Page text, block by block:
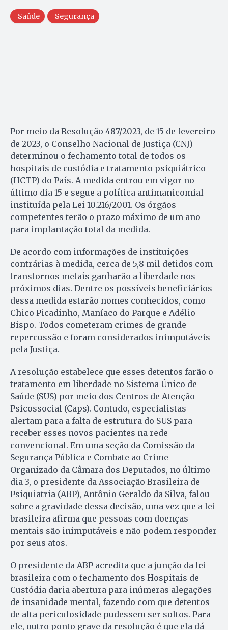
Saúde Segurança
Por meio da Resolução 487/2023, de 15 de fevereiro
de 2023, o Conselho Nacional de Justiça (CNJ)
determinou o fechamento total de todos os
hospitais de custódia e tratamento psiquiátrico
(HCTP) do País. A medida entrou em vigor no
último dia 15 e segue a política antimanicomial
instituída pela Lei 10.216/2001. Os órgãos
competentes terão o prazo máximo de um ano
para implantação total da medida.
De acordo com informações de instituições
contrárias à medida, cerca de 5,8 mil detidos com
transtornos metais ganharão a liberdade nos
próximos dias. Dentre os possíveis beneficiários
dessa medida estarão nomes conhecidos, como
Chico Picadinho, Maníaco do Parque e Adélio
Bispo. Todos cometeram crimes de grande
repercussão e foram considerados inimputáveis
pela Justiça.
A resolução estabelece que esses detentos farão o
tratamento em liberdade no Sistema Único de
Saúde (SUS) por meio dos Centros de Atenção
Psicossocial (Caps). Contudo, especialistas
alertam para a falta de estrutura do SUS para
receber esses novos pacientes na rede
convencional. Em uma seção da Comissão da
Segurança Pública e Combate ao Crime
Organizado da Câmara dos Deputados, no último
dia 3, o presidente da Associação Brasileira de
Psiquiatria (ABP), Antônio Geraldo da Silva, falou
sobre a gravidade dessa decisão, uma vez que a lei
brasileira afirma que pessoas com doenças
mentais são inimputáveis e não podem responder
por seus atos.
O presidente da ABP acredita que a junção da lei
brasileira com o fechamento dos Hospitais de
Custódia daria abertura para inúmeras alegações
de insanidade mental, fazendo com que detentos
de alta periculosidade pudessem ser soltos. Para
ele, outro ponto grave da resolução é que ela dá